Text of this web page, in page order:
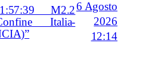
M2.2
Italia-
6 Agosto
2026
12:14